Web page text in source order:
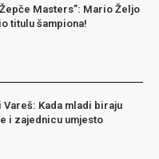
Masters”: Mario Željo
titulu šampiona!
Vareš: Kada mladi biraju
i zajednicu umjesto